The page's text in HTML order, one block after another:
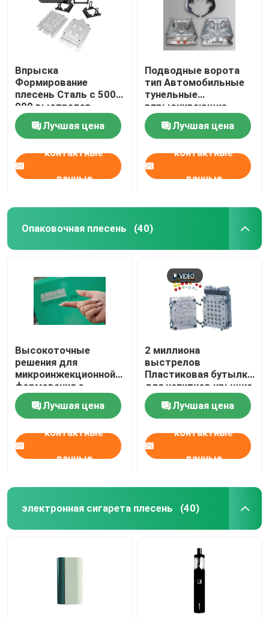
Впрыска
Формирование
плесень Сталь с 500
000 выстрелов
Формирование Жизнь
Край ворота
выбросник рукава
Лучшая цена
контактные
данные
Подводные ворота
тип Автомобильные
тунельные
впрыскивающие
ворота с горячим
бегуном Юдо
Лучшая цена
контактные
данные
Опаковочная плесень (40)
Высокоточные
решения для
микроинжекционной
формования с
помощью столовой
микроинжекционной
машины
Лучшая цена
контактные
данные
2 миллиона
выстрелов
Пластиковая бутылка
для напитков крышка
для бутылок для
минеральной воды
крышки для бутылок
для пластиковых
инъекций
Лучшая цена
контактные
данные
электронная сигарета плесень (40)